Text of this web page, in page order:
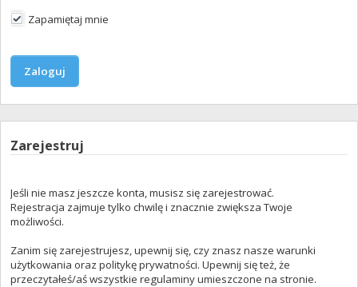
Zapamiętaj mnie
Zarejestruj
Jeśli nie masz jeszcze konta, musisz się zarejestrować.
Rejestracja zajmuje tylko chwilę i znacznie zwiększa Twoje
możliwości.
Zanim się zarejestrujesz, upewnij się, czy znasz nasze warunki
użytkowania oraz politykę prywatności. Upewnij się też, że
przeczytałeś/aś wszystkie regulaminy umieszczone na stronie.